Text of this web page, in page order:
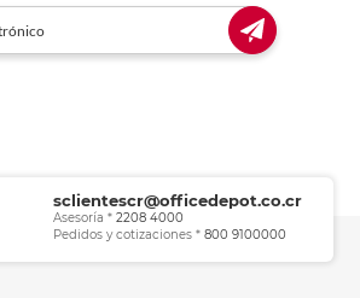
sclientescr@officedepot.co.cr
Asesoría *2208 4000
Pedidos y cotizaciones *800 9100000